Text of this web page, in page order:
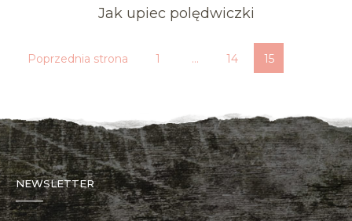
Jak upiec polędwiczki
Poprzednia strona 1 … 14 15
NEWSLETTER